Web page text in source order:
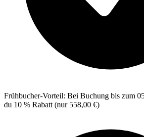
Frühbucher-Vorteil: Bei Buchung bis zum
du 10 % Rabatt (nur 558,00 €)